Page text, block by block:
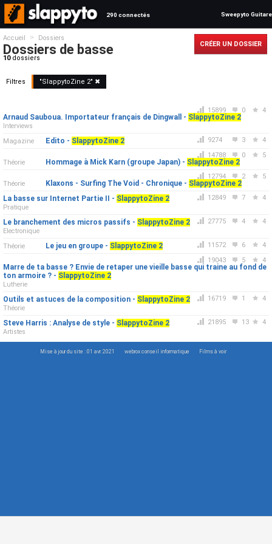
290 connectés Sweepyto Guitare
Accueil > Dossiers
Dossiers de basse
10dossiers
CRÉER UN DOSSIER
Filtres "SlappytoZine 2" ✖
15899 0 4
Arnaud Sauboua. Importateur français de Dingwall - SlappytoZine 2
Interviews
9274
3 4
Edito - SlappytoZine 2
Magazine
14788
0 5
Hommage à Mick Karn (groupe Japan) - SlappytoZine 2
Théorie
12794
2 5
Klaxons - Surfing The Void - Chronique - SlappytoZine 2
Théorie
12849
7 4
La basse sur Internet Partie II - SlappytoZine 2
Pratique
27775
4 4
Le branchement des micros passifs - SlappytoZine 2
Electronique
11572
6 4
Le jeu en groupe - SlappytoZine 2
Théorie
19043
5 4
Marre de ta basse ? Envie de retaper une vieille basse qui traine au fond de
ton armoire ? - SlappytoZine 2
Lutherie
16719
1 4
Outils et astuces de la composition - SlappytoZine 2
Théorie
21895
13 4
Steve Harris : Analyse de style - SlappytoZine 2
Artistes
Mise à jour du site : 01 avr. 2021 webrox conseil informatique Films à voir